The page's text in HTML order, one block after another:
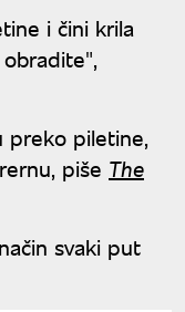
i čini krila
preko piletine,
piše The
svaki put